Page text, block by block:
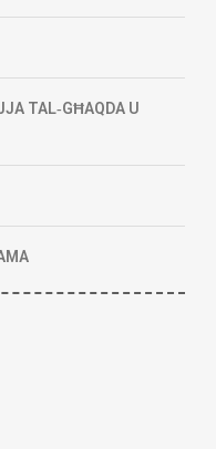
TAL‑GĦAQDA U